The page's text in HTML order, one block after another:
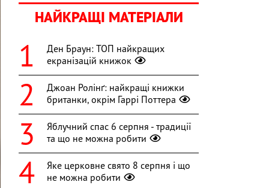
НАЙКРАЩІ МАТЕРІАЛИ
Ден Браун: ТОП найкращих
екранізацій книжок
Джоан Ролінґ: найкращі книжки
британки, окрім Гаррі Поттера
Яблучний спас 6 серпня - традиції
та що не можна робити
Яке церковне свято 8 серпня і що
не можна робити